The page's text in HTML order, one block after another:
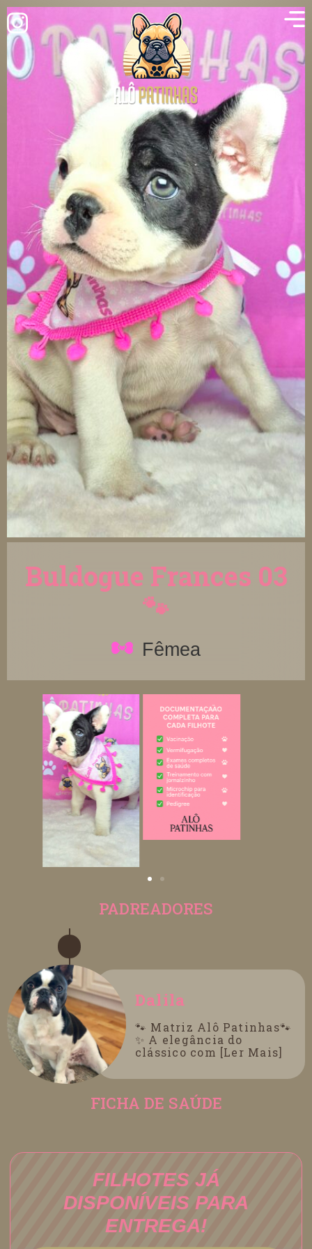
Buldogue Frances 03
🐾
Fêmea
PADREADORES
Dalila
🐾 Matriz Alô Patinhas🐾
✨ A elegância do
clássico com [Ler Mais]
FICHA DE SAÚDE
FILHOTES JÁ
DISPONÍVEIS PARA
ENTREGA!